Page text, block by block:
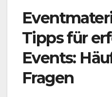
Tipps für
Events:
Fragen